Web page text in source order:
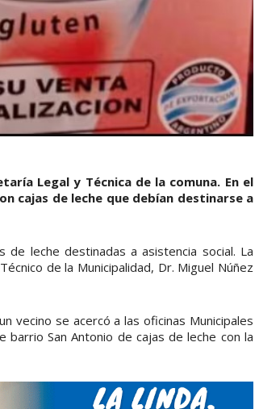
Legal y Técnica de la comuna. En el
cajas de leche que debían destinarse a
leche destinadas a asistencia social. La
de la Municipalidad, Dr. Miguel Núñez
vecino se acercó a las oficinas Municipales
barrio San Antonio de cajas de leche con la